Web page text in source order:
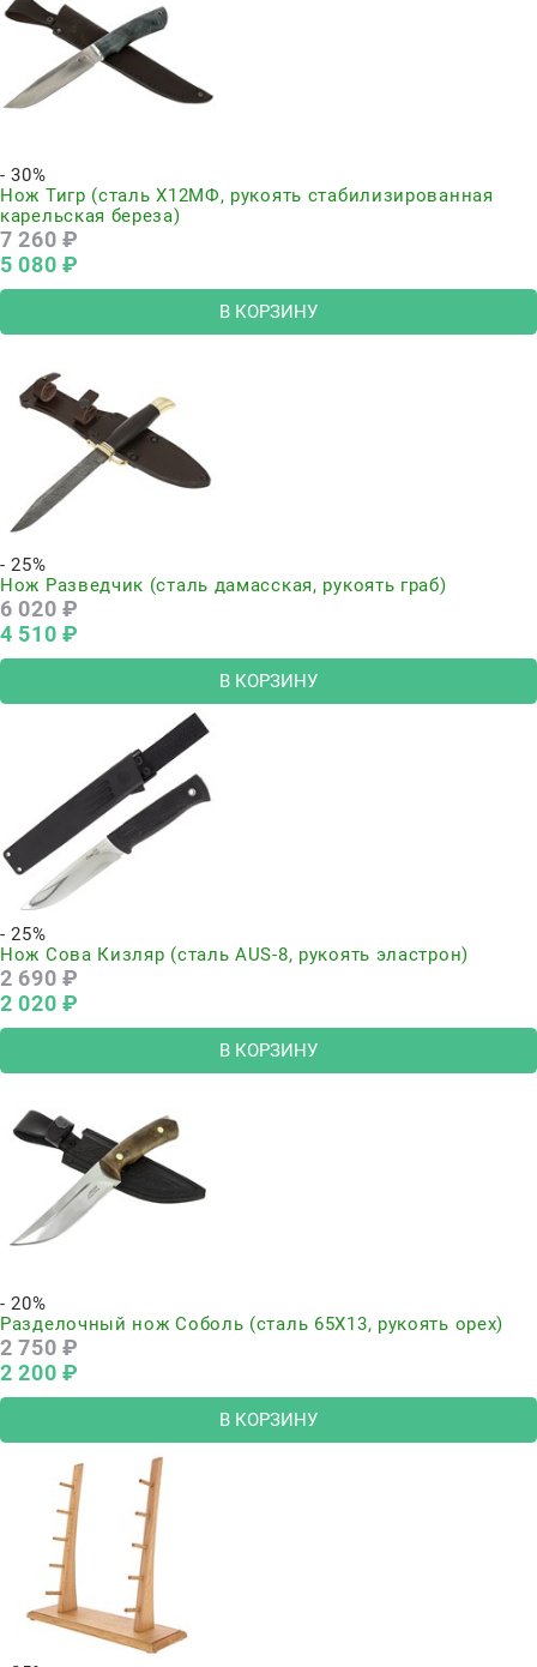
- 30%
Нож Тигр (сталь Х12МФ, рукоять стабилизированная
карельская береза)
7 260 ₽
5 080 ₽
В КОРЗИНУ
- 25%
Нож Разведчик (сталь дамасская, рукоять граб)
6 020 ₽
4 510 ₽
В КОРЗИНУ
- 25%
Нож Сова Кизляр (сталь AUS-8, рукоять эластрон)
2 690 ₽
2 020 ₽
В КОРЗИНУ
- 20%
Разделочный нож Соболь (сталь 65Х13, рукоять орех)
2 750 ₽
2 200 ₽
В КОРЗИНУ